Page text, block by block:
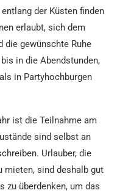
der Küsten finden
erlaubt, sich dem
die gewünschte Ruhe
in die Abendstunden,
in Partyhochburgen
ist die Teilnahme am
sind selbst an
Urlauber, die
mieten, sind deshalb gut
zu überdenken, um das